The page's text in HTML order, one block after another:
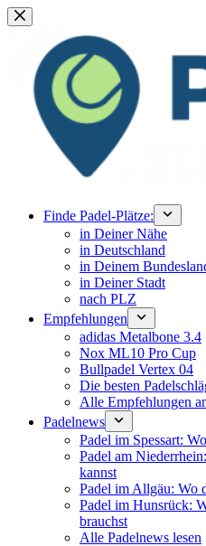
Zum
Inhalt
springen
Finde Padel-Plätze:
in Deiner Nähe
in Deutschland
in Deinem
in Deiner Stadt
nach PLZ
Empfehlungen
adidas Metalbone 3.4
Nox ML10 Pro Cup
Bullpadel Vertex 04
Die besten
Alle Empfehlungen
Padelnews
Padel im Spessart:
Padel am
kannst
Padel im Allgäu: Wo
Padel im Hunsrück:
brauchst
Alle Padelnews lesen